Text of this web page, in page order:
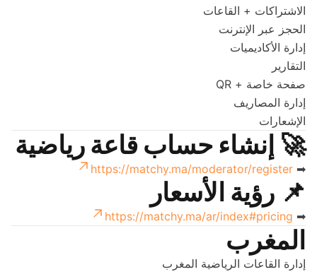
الاشتراكات + القاعات
الحجز عبر الإنترنت
إدارة الأكاديميات
التقارير
صفحة خاصة + QR
إدارة المصاريف
الإشعارات
🚀 إنشاء حساب قاعة رياضية
➡
https://matchy.ma/moderator/register
📌 رؤية الأسعار
➡
https://matchy.ma/ar/index#pricing
المغرب
إدارة القاعات الرياضية المغرب